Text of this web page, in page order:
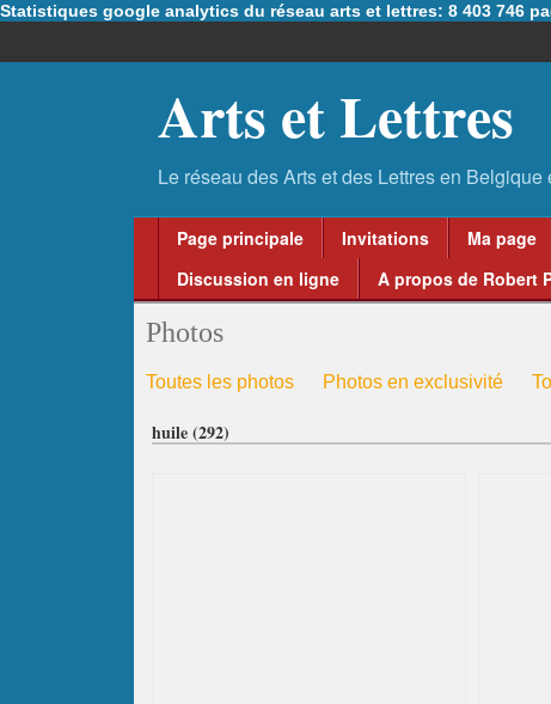
Statistiques google analytics du réseau arts et lettres: 8 403 746
Arts et Lettres
Page principale Invitations Ma page
Discussion en ligne
A propos de Robert
Photos
Toutes les photos Photos en exclusivité
huile (292)